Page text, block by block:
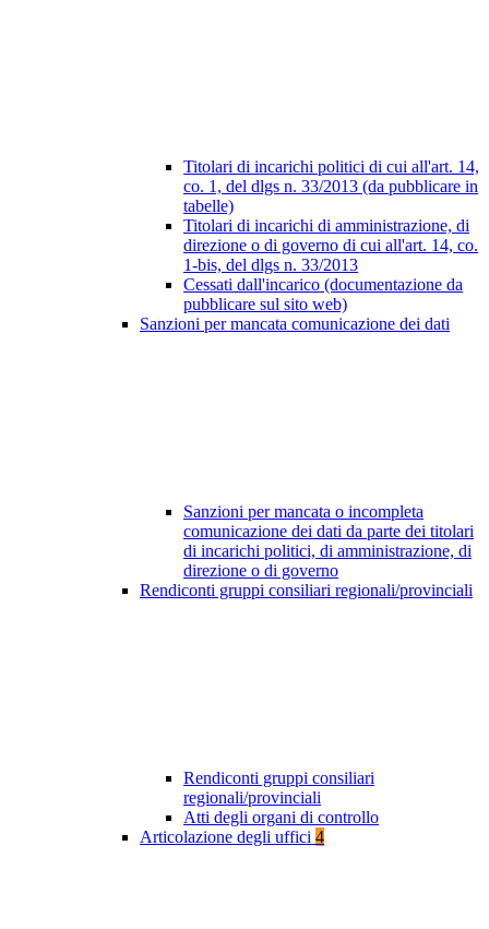
Titolari di incarichi politici di cui all'art. 14,
co. 1, del dlgs n. 33/2013 (da pubblicare in
tabelle)
Titolari di incarichi di amministrazione, di
direzione o di governo di cui all'art. 14, co.
1-bis, del dlgs n. 33/2013
Cessati dall'incarico (documentazione da
pubblicare sul sito web)
Sanzioni per mancata comunicazione dei dati
Sanzioni per mancata o incompleta
comunicazione dei dati da parte dei titolari
di incarichi politici, di amministrazione, di
direzione o di governo
Rendiconti gruppi consiliari regionali/provinciali
Rendiconti gruppi consiliari
regionali/provinciali
Atti degli organi di controllo
Articolazione degli uffici 4